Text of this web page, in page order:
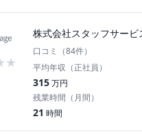
★
株式会社スタッフサービ
口コミ（84件）
平均年収（正社員）
315万円
残業時間（月間）
21 時間